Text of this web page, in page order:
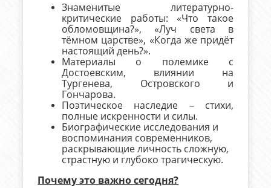
Знаменитые литературно-
критические работы: «Что такое
обломовщина?», «Луч света в
тёмном царстве», «Когда же придёт
настоящий день?».
Материалы о полемике с
Достоевским, влиянии на
Тургенева, Островского и
Гончарова.
Поэтическое наследие – стихи,
полные искренности и силы.
Биографические исследования и
воспоминания современников,
раскрывающие личность сложную,
страстную и глубоко трагическую.
Почему это важно сегодня?